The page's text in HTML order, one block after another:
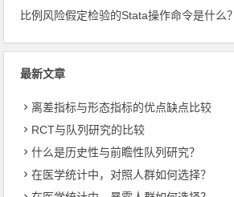
比例风险假定检验的Stata操作命令是什么？
最新文章
离差指标与形态指标的优点缺点比较
RCT与队列研究的比较
什么是历史性与前瞻性队列研究？
在医学统计中，对照人群如何选择？